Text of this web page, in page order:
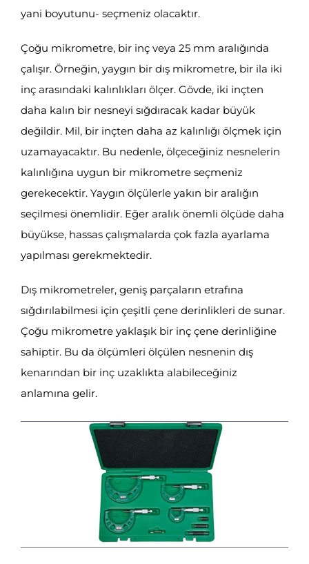
yani boyutunu- seçmeniz olacaktır.
Çoğu mikrometre, bir inç veya 25 mm aralığında
çalışır. Örneğin, yaygın bir dış mikrometre, bir ila iki
inç arasındaki kalınlıkları ölçer. Gövde, iki inçten
daha kalın bir nesneyi sığdıracak kadar büyük
değildir. Mil, bir inçten daha az kalınlığı ölçmek için
uzamayacaktır. Bu nedenle, ölçeceğiniz nesnelerin
kalınlığına uygun bir mikrometre seçmeniz
gerekecektir. Yaygın ölçülerle yakın bir aralığın
seçilmesi önemlidir. Eğer aralık önemli ölçüde daha
büyükse, hassas çalışmalarda çok fazla ayarlama
yapılması gerekmektedir.
Dış mikrometreler, geniş parçaların etrafına
sığdırılabilmesi için çeşitli çene derinlikleri de sunar.
Çoğu mikrometre yaklaşık bir inç çene derinliğine
sahiptir. Bu da ölçümleri ölçülen nesnenin dış
kenarından bir inç uzaklıkta alabileceğiniz
anlamına gelir.